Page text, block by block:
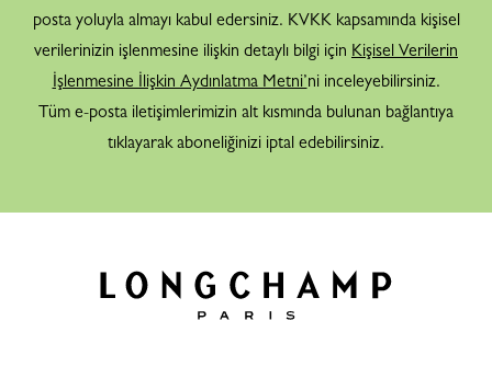
posta yoluyla almayı kabul edersiniz. KVKK kapsamında kişisel
verilerinizin işlenmesine ilişkin detaylı bilgi için Kişisel Verilerin
İşlenmesine İlişkin Aydınlatma Metni’ni inceleyebilirsiniz.
Tüm e-posta iletişimlerimizin alt kısmında bulunan bağlantıya
tıklayarak aboneliğinizi iptal edebilirsiniz.